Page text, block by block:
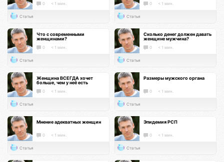
0 < 1 мин.
Статья
0 < 1 мин.
Статья
Что с современными
женщинами?
0 < 1 мин.
Статья
Сколько денег должен давать
женщине мужчина?
0 < 1 мин.
Статья
Женщина ВСЕГДА хочет
больше, чем у неё есть
0 < 1 мин.
Статья
Размеры мужского органа
0 < 1 мин.
Статья
Мнение адекватных женщин
0 < 1 мин.
Статья
Эпидемия РСП
0 < 1 мин.
Статья